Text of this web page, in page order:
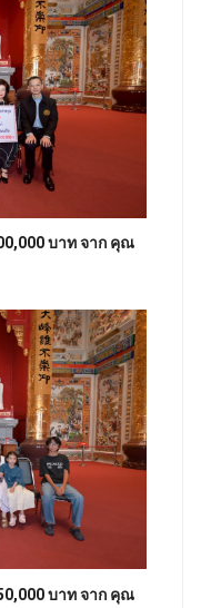
บาท จาก คุณ
บาท จาก คุณ